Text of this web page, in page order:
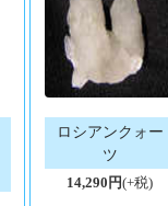
ロシアンクォー
ツ
14,290円(+税)